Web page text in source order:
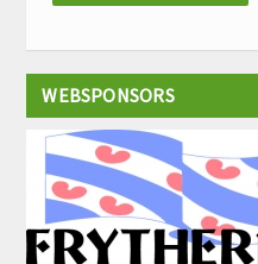
WEBSPONSORS